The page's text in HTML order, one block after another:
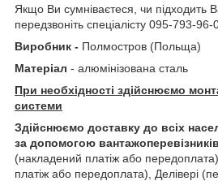
Якщо Ви сумніваєтеся, чи підходить
передзвоніть спеціалісту 095-793-96-
Виробник - Полмостров (Польща)
Матеріал - алюмінізована сталь
При необхідності здійснюємо
системи
Здійснюємо доставку до всіх
за допомогою
(накладений платіж або
платіж або передоплата), Делівері